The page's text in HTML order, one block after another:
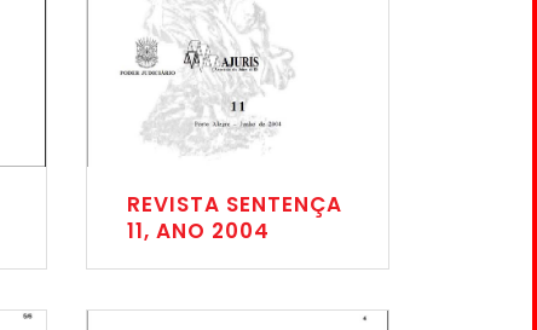
REVISTA SENTENÇA
11, ANO 2004